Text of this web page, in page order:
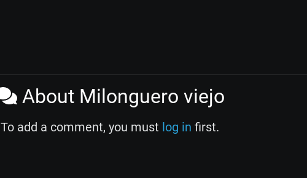
About Milonguero viejo
To add a comment, you must log in first.